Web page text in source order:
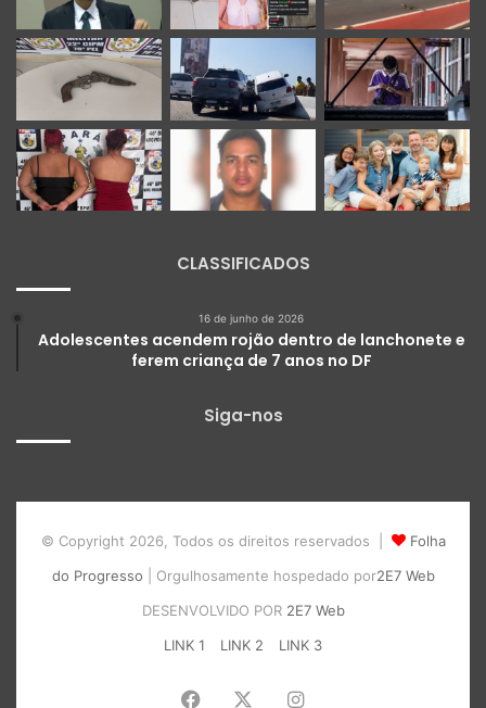
CLASSIFICADOS
16 de junho de 2026
Adolescentes acendem rojão dentro de lanchonete e
ferem criança de 7 anos no DF
Siga-nos
© Copyright 2026, Todos os direitos reservados |
Folha
do Progresso | Orgulhosamente hospedado por2E7 Web
DESENVOLVIDO POR 2E7 Web
LINK 1
LINK 2 LINK 3
Facebook Instagram